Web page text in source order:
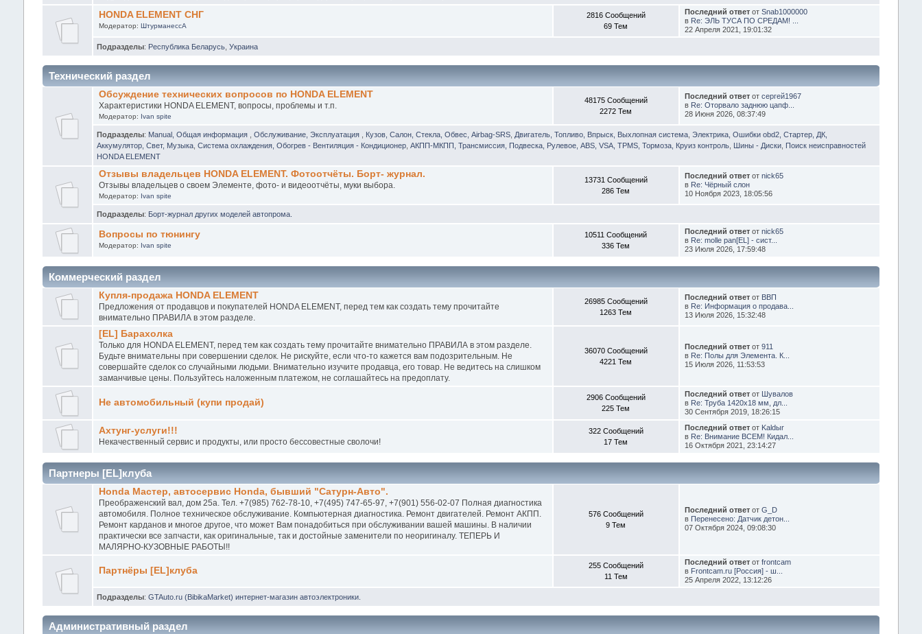
HONDA ELEMENT СНГ
Модератор:ШтурманессА
2816 Сообщений
69 Тем
Последний ответ отSnab1000000
в Re: ЭЛЬ ТУСА ПО СРЕДАМ! ...
22 Апреля 2021, 19:01:32
Подразделы: Республика Беларусь, Украина
Технический раздел
Обсуждение технических вопросов по HONDA ELEMENT
Характеристики HONDA ELEMENT, вопросы, проблемы и т.п.
Модератор: Ivan spite
48175 Сообщений
2272 Тем
Последний ответ отсергей1967
в Re: Оторвало заднюю цапф...
28 Июня 2026, 08:37:49
Подразделы: Manual, Общая информация Обслуживание, Эксплуатация Кузов, Салон, Стекла, Обвес, Airbag-SRS, Двигатель, Топливо, Впрыск, Выхлопная система, Электрика, Ошибки obd2, Стартер, ДК,
Аккумулятор, Свет, Музыка, Система охлаждения, Обогрев - Вентиляция - Кондиционер, АКПП-МКПП, Трансмиссия, Подвеска, Рулевое, ABS, VSA, TPMS, Тормоза, Круиз контроль, Шины - Диски, Поиск неисправностей
HONDA ELEMENT
Отзывы владельцев HONDA ELEMENT. Фотоотчёты. Борт- журнал.
Отзывы владельцев о своем Элементе, фото- и видеоотчёты, муки выбора.
Модератор: Ivan spite
13731 Сообщений
286 Тем
Последний ответ отnick65
в Re: Чёрный слон
10 Ноября 2023, 18:05:56
Подразделы: Борт-журнал других моделей автопрома.
Вопросы по тюнингу
Модератор: Ivan spite
10511 Сообщений
336 Тем
Последний ответ отnick65
в Re: molle pan[EL] - сист...
23 Июля 2026, 17:59:48
Коммерческий раздел
Купля-продажа HONDA ELEMENT
Предложения от продавцов и покупателей HONDA ELEMENT, перед тем как создать тему прочитайте
внимательно ПРАВИЛА в этом разделе.
26985 Сообщений
1263 Тем
Последний ответ от ВВП
в Re: Информация о продава...
13 Июля 2026, 15:32:48
[EL] Барахолка
Только для HONDA ELEMENT, перед тем как создать тему прочитайте внимательно ПРАВИЛА в этом разделе.
Будьте внимательны при совершении сделок. Не рискуйте, если что-то кажется вам подозрительным. Не
совершайте сделок со случайными людьми. Внимательно изучите продавца, его товар. Не ведитесь на слишком
заманчивые цены. Пользуйтесь наложенным платежом, не соглашайтесь на предоплату.
36070 Сообщений
4221 Тем
Последний ответ от911
в Re: Полы для Элемента. К...
15 Июля 2026, 11:53:53
Не автомобильный (купи продай)
2906 Сообщений
225 Тем
Последний ответ от Шувалов
в Re: Труба 1420х18 мм, дл...
30 Сентября 2019, 18:26:15
Ахтунг-услуги!!!
Некачественный сервис и продукты, или просто бессовестные сволочи!
322 Сообщений
17 Тем
Последний ответ от Kaldыr
в Re: Внимание ВСЕМ! Кидал...
16 Октября 2021, 23:14:27
Партнеры [EL]клуба
Honda Мастер, автосервис Honda, бывший "Сатурн-Авто".
Преображенский вал, дом 25а. Тел. +7(985) 762-78-10, +7(495) 747-65-97, +7(901) 556-02-07 Полная диагностика
автомобиля. Полное техническое обслуживание. Компьютерная диагностика. Ремонт двигателей. Ремонт АКПП.
Ремонт карданов и многое другое, что может Вам понадобиться при обслуживании вашей машины. В наличии
практически все запчасти, как оригинальные, так и достойные заменители по неоригиналу. ТЕПЕРЬ И
МАЛЯРНО-КУЗОВНЫЕ РАБОТЫ!!
576 Сообщений
9 Тем
Последний ответ отG_D
в Перенесено: Датчик детон...
07 Октября 2024, 09:08:30
Партнёры [EL]клуба
255 Сообщений
11 Тем
Последний ответ отfrontcam
в Frontcam.ru [Россия] - ш...
25 Апреля 2022, 13:12:26
Подразделы: GTAuto.ru (BibikaMarket) интернет-магазин автоэлектроники.
Административный раздел